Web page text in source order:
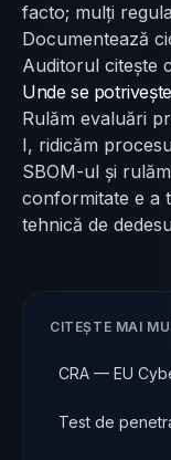
facto; mulți
Documentează
Auditorul citește
Unde se
Rulăm evaluări
I, ridicăm
SBOM-ul și
conformitate e a
tehnică de
CITEȘTE MAI
CRA — EU
Test de